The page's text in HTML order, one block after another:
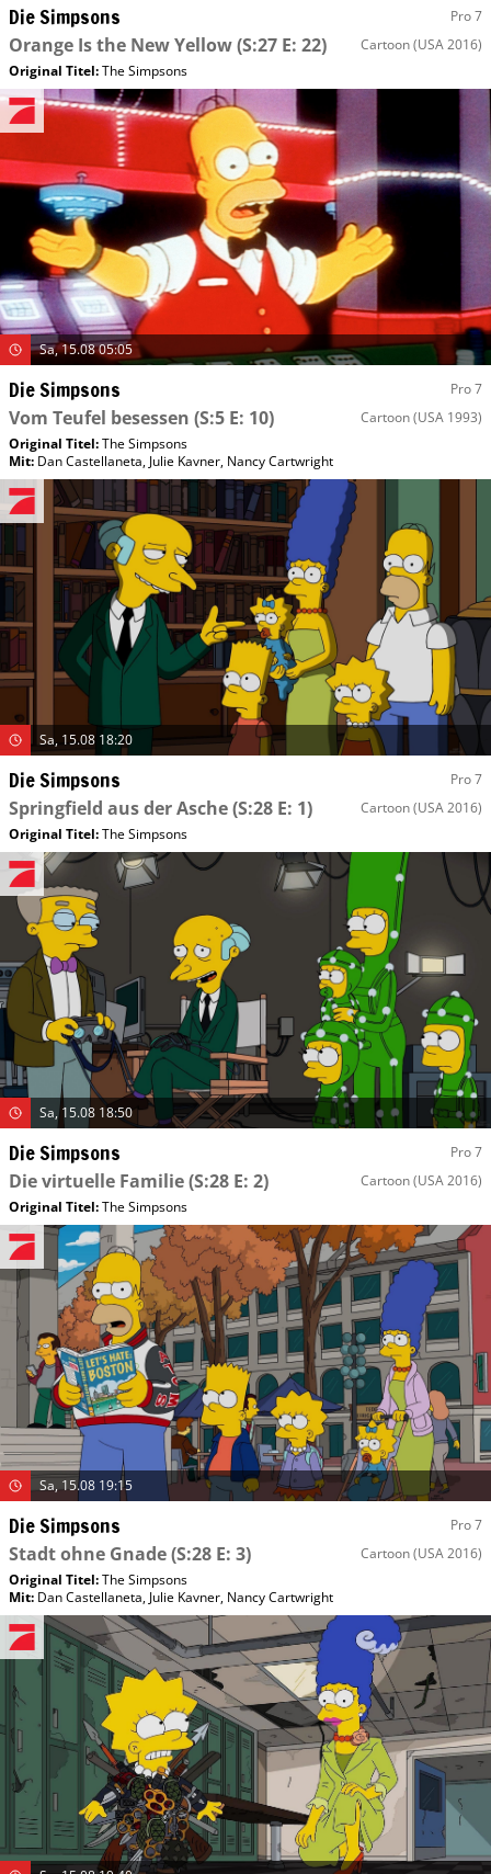
Die Simpsons Pro 7
Orange Is the New Yellow(S:27 E: 22) Cartoon(USA 2016)
Original Titel:The Simpsons
Sa, 15.08 05:05
Die Simpsons Pro 7
Vom Teufel besessen (S:5 E: 10) Cartoon(USA 1993)
Original Titel:The Simpsons
Mit: Dan Castellaneta, Julie Kavner, Nancy Cartwright
Sa, 15.08 18:20
Die Simpsons Pro 7
Springfield aus der Asche(S:28 E: 1) Cartoon(USA 2016)
Original Titel:The Simpsons
Sa, 15.08 18:50
Die Simpsons Pro 7
Die virtuelle Familie(S:28 E: 2) Cartoon(USA 2016)
Original Titel:The Simpsons
Sa, 15.08 19:15
Die Simpsons Pro 7
Stadt ohne Gnade(S:28 E: 3) Cartoon(USA 2016)
Original Titel:The Simpsons
Mit: Dan Castellaneta, Julie Kavner, Nancy Cartwright